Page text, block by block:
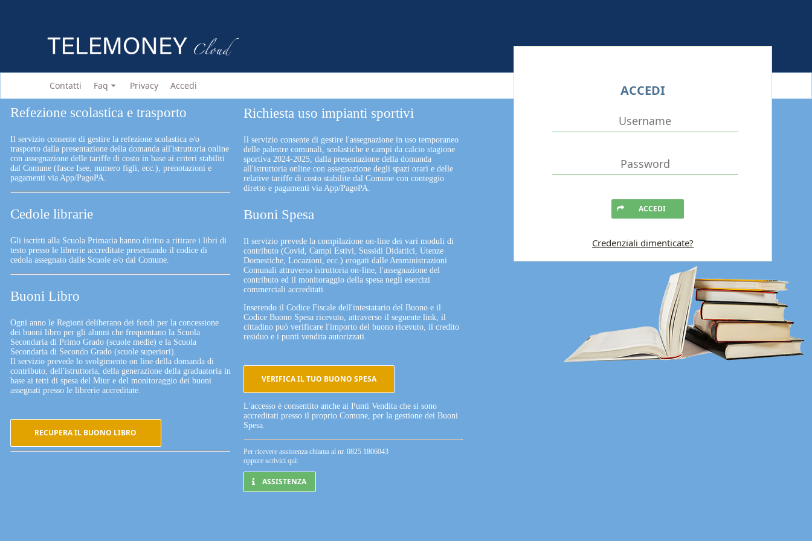
Contatti Faq Privacy Accedi
Refezione scolastica e trasporto
Il servizio consente di gestire la refezione scolastica e/o
trasporto dalla presentazione della domanda all'istruttoria online
con assegnazione delle tariffe di costo in base ai criteri stabiliti
dal Comune (fasce Isee, numero figli, ecc.), prenotazioni e
pagamenti via App/PagoPA.
Cedole librarie
Gli iscritti alla Scuola Primaria hanno diritto a ritirare i libri di
testo presso le librerie accreditate presentando il codice di
cedola assegnato dalle Scuole e/o dal Comune.
Buoni Libro
Ogni anno le Regioni deliberano dei fondi per la concessione
dei buoni libro per gli alunni che frequentano la Scuola
Secondaria di Primo Grado (scuole medie) e la Scuola
Secondaria di Secondo Grado (scuole superiori).
Il servizio prevede lo svolgimento on line della domanda di
contributo, dell'istruttoria, della generazione della graduatoria in
base ai tetti di spesa del Miur e del monitoraggio dei buoni
assegnati presso le librerie accreditate.
RECUPERA IL BUONO LIBRO
Richiesta uso impianti sportivi
Il servizio consente di gestire l'assegnazione in uso temporaneo
delle palestre comunali, scolastiche e campi da calcio stagione
sportiva 2024-2025, dalla presentazione della domanda
all'istruttoria online con assegnazione degli spazi orari e delle
relative tariffe di costo stabilite dal Comune con conteggio
diretto e pagamenti via App/PagoPA.
Buoni Spesa
Il servizio prevede la compilazione on-line dei vari moduli di
contributo (Covid, Campi Estivi, Sussidi Didattici, Utenze
Domestiche, Locazioni, ecc.) erogati dalle Amministrazioni
Comunali attraverso istruttoria on-line, l'assegnazione del
contributo ed il monitoraggio della spesa negli esercizi
commerciali accreditati.
Inserendo il Codice Fiscale dell'intestatario del Buono e il
Codice Buono Spesa ricevuto, attraverso il seguente link, il
cittadino può verificare l'importo del buono ricevuto, il credito
residuo e i punti vendita autorizzati.
VERIFICA IL TUO BUONO SPESA
L'accesso è consentito anche ai Punti Vendita che si sono
accreditati presso il proprio Comune, per la gestione dei Buoni
Spesa.
Per ricevere assistenza chiama al nr. 0825 1806043
oppure scrivici qui:
ASSISTENZA
ACCEDI
ACCEDI
Credenziali dimenticate?